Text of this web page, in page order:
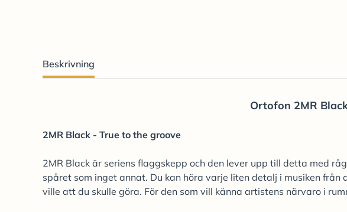
Beskrivning
Ortofon 2MR
2MR Black - True to the groove
2MR Black är seriens flaggskepp och den lever upp till detta med
spåret som inget annat. Du kan höra varje liten detalj i musiken
ville att du skulle göra. För den som vill känna artistens närvaro i